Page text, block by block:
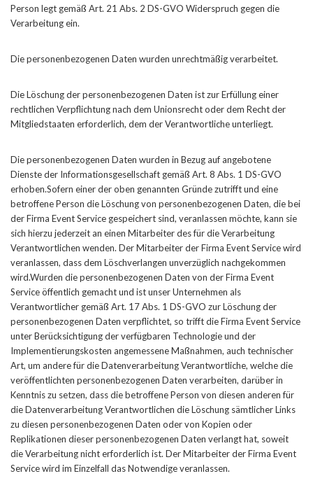
Person legt gemäß Art. 21 Abs. 2 DS-GVO Widerspruch gegen die
Verarbeitung ein.
Die personenbezogenen Daten wurden unrechtmäßig verarbeitet.
Die Löschung der personenbezogenen Daten ist zur Erfüllung einer
rechtlichen Verpflichtung nach dem Unionsrecht oder dem Recht der
Mitgliedstaaten erforderlich, dem der Verantwortliche unterliegt.
Die personenbezogenen Daten wurden in Bezug auf angebotene
Dienste der Informationsgesellschaft gemäß Art. 8 Abs. 1 DS-GVO
erhoben.Sofern einer der oben genannten Gründe zutrifft und eine
betroffene Person die Löschung von personenbezogenen Daten, die bei
der Firma Event Service gespeichert sind, veranlassen möchte, kann sie
sich hierzu jederzeit an einen Mitarbeiter des für die Verarbeitung
Verantwortlichen wenden. Der Mitarbeiter der Firma Event Service wird
veranlassen, dass dem Löschverlangen unverzüglich nachgekommen
wird.Wurden die personenbezogenen Daten von der Firma Event
Service öffentlich gemacht und ist unser Unternehmen als
Verantwortlicher gemäß Art. 17 Abs. 1 DS-GVO zur Löschung der
personenbezogenen Daten verpflichtet, so trifft die Firma Event Service
unter Berücksichtigung der verfügbaren Technologie und der
Implementierungskosten angemessene Maßnahmen, auch technischer
Art, um andere für die Datenverarbeitung Verantwortliche, welche die
veröffentlichten personenbezogenen Daten verarbeiten, darüber in
Kenntnis zu setzen, dass die betroffene Person von diesen anderen für
die Datenverarbeitung Verantwortlichen die Löschung sämtlicher Links
zu diesen personenbezogenen Daten oder von Kopien oder
Replikationen dieser personenbezogenen Daten verlangt hat, soweit
die Verarbeitung nicht erforderlich ist. Der Mitarbeiter der Firma Event
Service wird im Einzelfall das Notwendige veranlassen.